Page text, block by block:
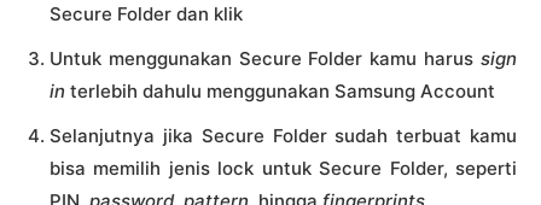
Secure Folder dan klik
Untuk menggunakan Secure Folder kamu harus sign
in terlebih dahulu menggunakan Samsung Account
Selanjutnya jika Secure Folder sudah terbuat kamu
bisa memilih jenis lock untuk Secure Folder, seperti
PIN, password, pattern, hingga fingerprints